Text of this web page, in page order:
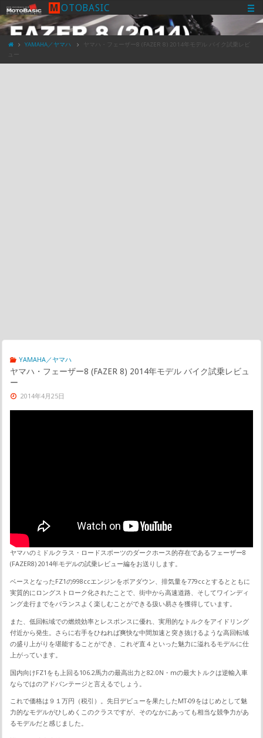
M OTOBASIC
YAMAHA／ヤマハ
ヤマハ・フェーザー8 (FAZER 8) 2014年モデル バイク試乗レビ
YAMAHA／ヤマハ
ヤマハ・フェーザー8 (FAZER 8) 2014年モデル バイク試乗レビュ
ー
2014年4月25日
ヤマハのミドルクラス・ロードスポーツのダークホース的存在であるフェーザー8
(FAZER8) 2014年モデルの試乗レビュー編をお送りします。
ベースとなったFZ1の998ccエンジンをボアダウン、排気量を779ccとするとともに
実質的にロングストローク化されたことで、街中から高速道路、そしてワインディ
ング走行までをバランスよく楽しむことができる扱い易さを獲得しています。
また、低回転域での燃焼効率とレスポンスに優れ、実用的なトルクをアイドリング
付近から発生。さらに右手をひねれば爽快な中間加速と突き抜けるような高回転域
の盛り上がりを堪能することができ、これぞ直４といった魅力に溢れるモデルに仕
上がっています。
国内向けFZ1をも上回る106.2馬力の最高出力と82.0N・mの最大トルクは逆輸入車
ならではのアドバンテージと言えるでしょう。
これで価格は９１万円（税引）。先日デビューを果たしたMT-09をはじめとして魅
力的なモデルがひしめくこのクラスですが、そのなかにあっても相当な競争力があ
るモデルだと感じました。